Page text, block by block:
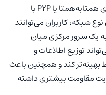
این نودها معمولاً از طریق شبکه‌های همتابه‌همتا یا P2P با
نوع شبکه، کاربران می‌توانند
یک سرور مرکزی میان
توزیع اطلاعات و
بهینه‌تر کند و همچنین باعث
مقاومت بیشتری داشته